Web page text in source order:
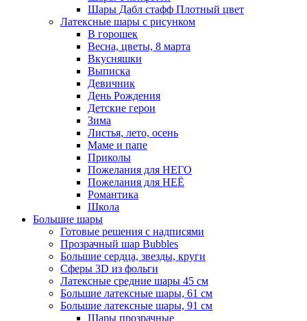
Шары Дабл стафф Плотный цвет
Латексные шары с рисунком
В горошек
Весна, цветы, 8 марта
Вкусняшки
Выписка
Девичник
День Рождения
Детские герои
Зима
Листья, лето, осень
Маме и папе
Приколы
Пожелания для НЕГО
Пожелания для НЕЁ
Романтика
Школа
Большие шары
Готовые решения с надписями
Прозрачный шар Bubbles
Большие сердца, звезды, круги
Сферы 3D из фольги
Латексные средние шары 45 см
Большие латексные шары, 61 см
Большие латексные шары, 91 см
Шары прозрачные